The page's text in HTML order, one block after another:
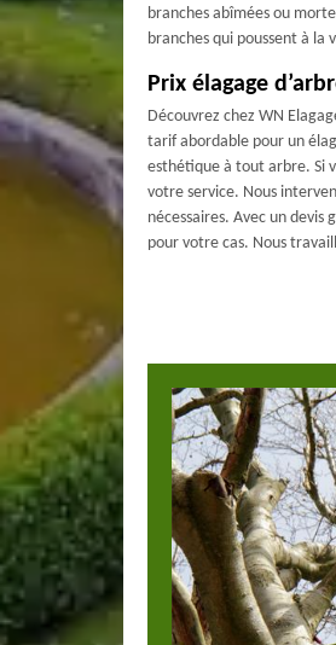
branches abîmées ou
branches qui poussent à
Prix élagage
Découvrez chez WN
tarif abordable pour un
esthétique à tout arbre. Si
votre service. Nous
nécessaires. Avec un devis
pour votre cas. Nous